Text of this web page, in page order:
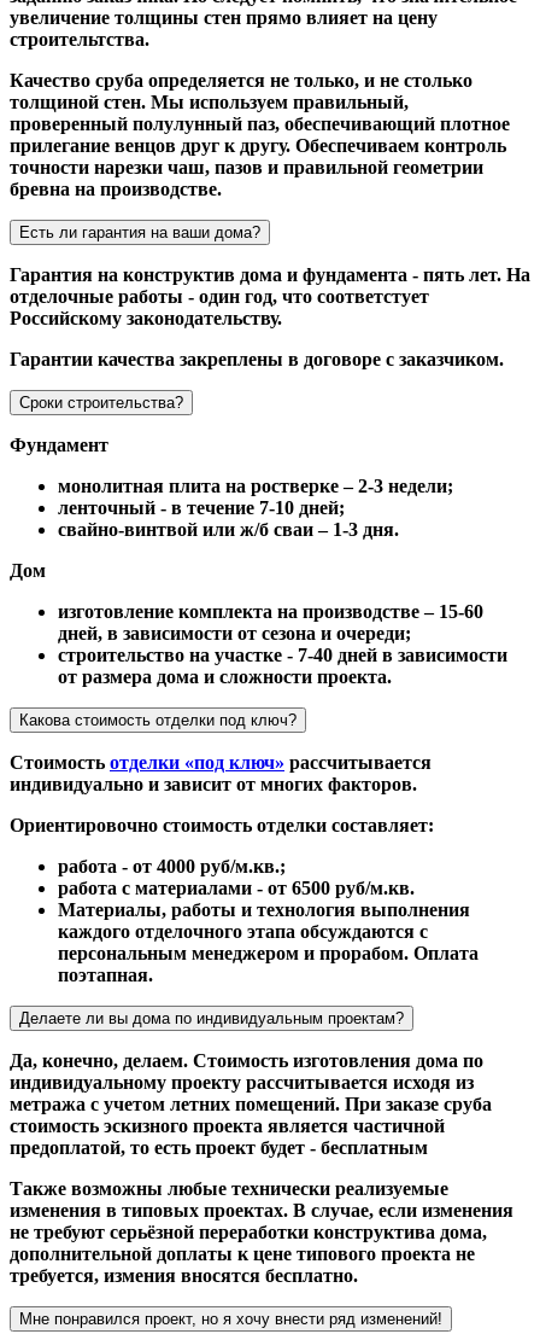
увеличение толщины стен прямо влияет на цену
строительтства.
Качество сруба определяется не только, и не столько
толщиной стен. Мы используем правильный,
проверенный полулунный паз, обеспечивающий плотное
прилегание венцов друг к другу. Обеспечиваем контроль
точности нарезки чаш, пазов и правильной геометрии
бревна на производстве.
Есть ли гарантия на ваши дома?
Гарантия на конструктив дома и фундамента - пять лет. На
отделочные работы - один год, что соответстует
Российскому законодательству.
Гарантии качества закреплены в договоре с заказчиком.
Сроки строительства?
Фундамент
монолитная плита на ростверке – 2-3 недели;
ленточный - в течение 7-10 дней;
свайно-винтвой или ж/б сваи – 1-3 дня.
Дом
изготовление комплекта на производстве – 15-60
дней, в зависимости от сезона и очереди;
строительство на участке - 7-40 дней в зависимости
от размера дома и сложности проекта.
Какова стоимость отделки под ключ?
Стоимость отделки «под ключ» рассчитывается
индивидуально и зависит от многих факторов.
Ориентировочно стоимость отделки составляет:
работа - от 4000 руб/м.кв.;
работа с материалами - от 6500 руб/м.кв.
Материалы, работы и технология выполнения
каждого отделочного этапа обсуждаются с
персональным менеджером и прорабом. Оплата
поэтапная.
Делаете ли вы дома по индивидуальным проектам?
Да, конечно, делаем. Стоимость изготовления дома по
индивидуальному проекту рассчитывается исходя из
метража с учетом летних помещений. При заказе сруба
стоимость эскизного проекта является частичной
предоплатой, то есть проект будет - бесплатным
Также возможны любые технически реализуемые
изменения в типовых проектах. В случае, если изменения
не требуют серьёзной переработки конструктива дома,
дополнительной доплаты к цене типового проекта не
требуется, измения вносятся бесплатно.
Мне понравился проект, но я хочу внести ряд изменений!